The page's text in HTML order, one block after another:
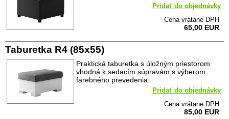
Pridať do objednávky
Cena vrátane DPH
65,00 EUR
Taburetka R4 (85x55)
Praktická taburetka s úložným priestorom
vhodná k sedacím súpravám s výberom
farebného prevedenia.
Pridať do objednávky
Cena vrátane DPH
85,00 EUR